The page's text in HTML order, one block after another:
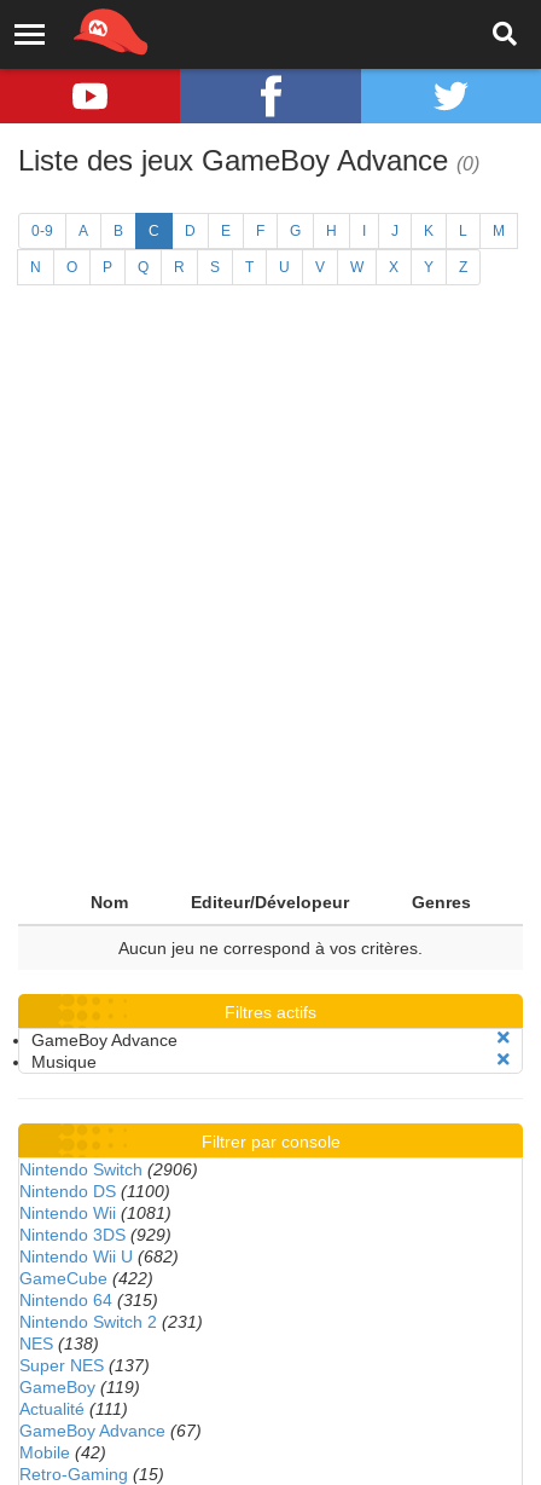
Liste des jeux GameBoy Advance (0)
0-9 A B C D E F G H J K L M
N O P Q R S T U V W X Y Z
Nom Editeur/Dévelopeur Genres
Aucun jeu ne correspond à vos critères.
Filtres actifs
GameBoy Advance
Musique
Filtrer par console
Nintendo Switch (2906)
Nintendo DS (1100)
Nintendo Wii (1081)
Nintendo 3DS (929)
Nintendo Wii U (682)
GameCube (422)
Nintendo 64 (315)
Nintendo Switch 2 (231)
NES (138)
Super NES (137)
GameBoy (119)
Actualité (111)
GameBoy Advance (67)
Mobile (42)
Retro-Gaming (15)